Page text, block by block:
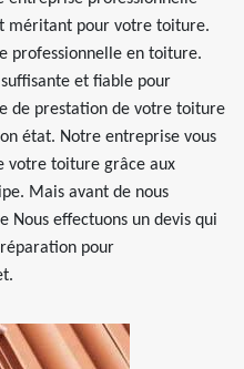
méritant pour votre toiture.
professionnelle en toiture.
et fiable pour
de prestation de votre toiture
état. Notre entreprise vous
votre toiture grâce aux
Mais avant de nous
effectuons un devis qui
pour